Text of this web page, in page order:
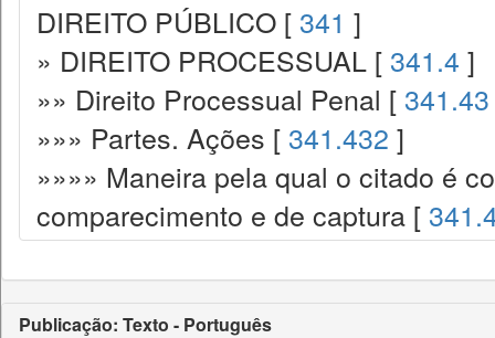
DIREITO PÚBLICO [ 341 ]
» DIREITO PROCESSUAL [ 341.4 ]
»» Direito Processual Penal [ 341.43
»»» Partes. Ações [ 341.432 ]
»»»» Maneira pela qual o citado é
comparecimento e de captura [
Publicação: Texto - Português